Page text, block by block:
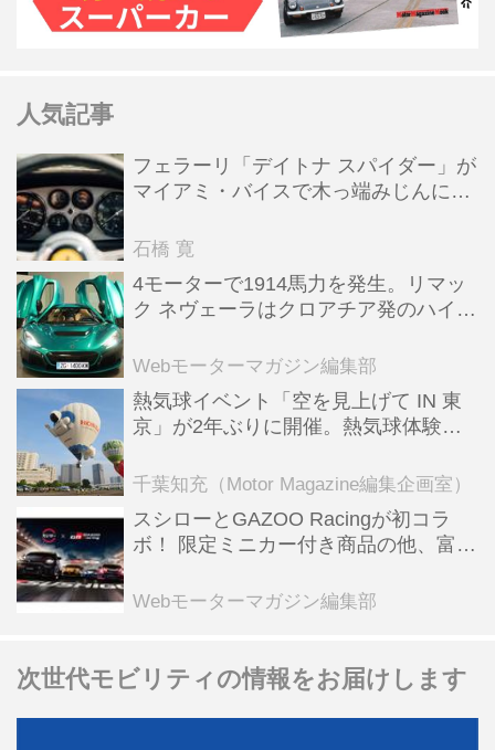
人気記事
フェラーリ「デイトナ スパイダー」が
マイアミ・バイスで木っ端みじんにな
石橋 寛
4モーターで1914馬力を発生。リマッ
ク ネヴェーラはクロアチア発のハイパ
全版／115】
Webモーターマガジン編集部
熱気球イベント「空を見上げて IN 東
京」が2年ぶりに開催。熱気球体験搭
ンテンツも
千葉知充（Motor Magazine編集企画室）
スシローとGAZOO Racingが初コラ
ボ！ 限定ミニカー付き商品の他、富士
る抽選企画などを展開
Webモーターマガジン編集部
次世代モビリティの情報をお届けします